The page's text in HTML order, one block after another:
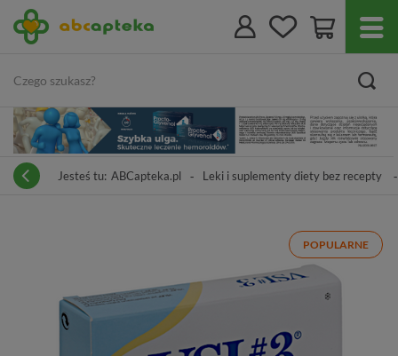
Jesteś tu: ABCapteka.pl Leki i suplementy diety bez recepty
POPULARNE